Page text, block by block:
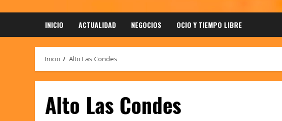
INICIO ACTUALIDAD NEGOCIOS OCIO Y TIEMPO LIBRE
Inicio Alto Las Condes
Alto Las Condes